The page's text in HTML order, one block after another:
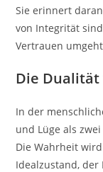
Sie erinnert
von Integrität
Vertrauen
Die
In der
und Lüge als
Die Wahrheit
Idealzustand,